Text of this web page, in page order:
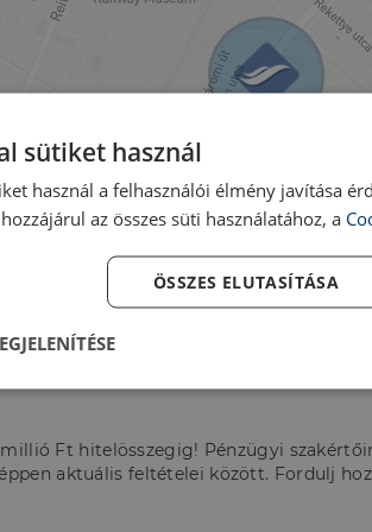
meg első lakásod,
Ft hitelösszegig! Pénzügyi
aktuális feltételei között. Fordulj
sütiket használ
használ a felhasználói élmény javítása
az összes süti használatához, a
ÖSSZES ELUTASÍTÁSA
Teljesítmény